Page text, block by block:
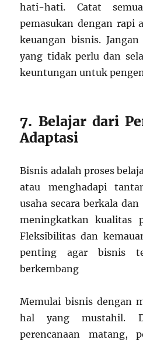
hati-hati. Catat
pemasukan dengan rapi
keuangan bisnis.
yang tidak perlu dan
keuntungan untuk
7. Belajar dari
Adaptasi
Bisnis adalah proses
atau menghadapi
usaha secara berkala
meningkatkan kualitas
Fleksibilitas dan
penting agar bisnis
berkembang
Memulai bisnis dengan
hal yang mustahil.
perencanaan matang,